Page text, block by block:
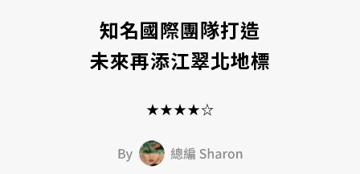
知名國際團隊打造
未來再添江翠北地標
★★★★☆